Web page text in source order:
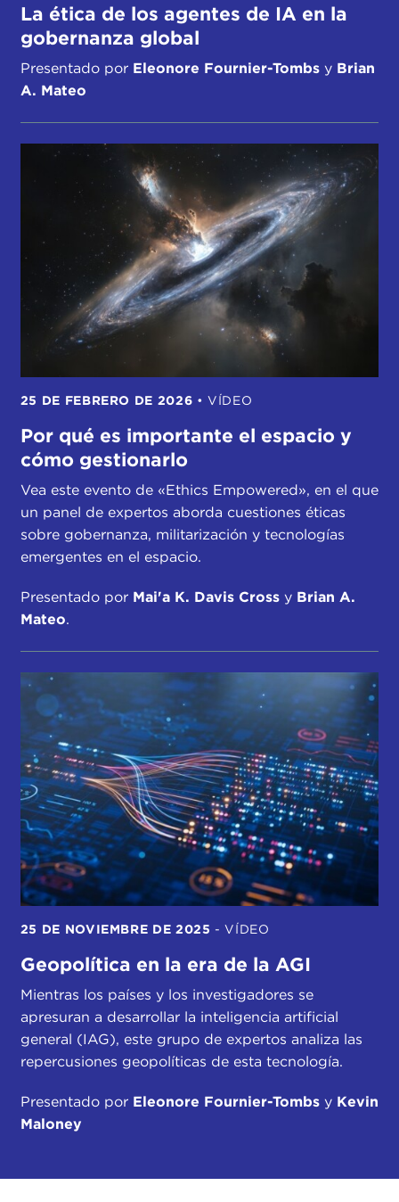
La ética de los agentes de IA en la
gobernanza global
Presentado por Eleonore Fournier-Tombsy Brian
A. Mateo
25 DE FEBRERO DE 2026 • VÍDEO
Por qué es importante el espacio y
cómo gestionarlo
Vea este evento de «Ethics Empowered», en el que
un panel de expertos aborda cuestiones éticas
sobre gobernanza, militarización y tecnologías
emergentes en el espacio.
Presentado por Mai'a K. Davis Crossy Brian A.
Mateo.
25 DE NOVIEMBRE DE 2025 - VÍDEO
Geopolítica en la era de la AGI
Mientras los países y los investigadores se
apresuran a desarrollar la inteligencia artificial
general (IAG), este grupo de expertos analiza las
repercusiones geopolíticas de esta tecnología.
Presentado por Eleonore Fournier-Tombsy Kevin
Maloney